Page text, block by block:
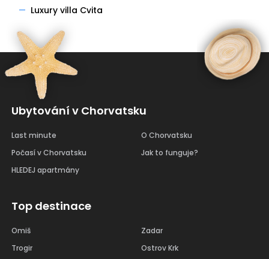
— Luxury villa Cvita
Ubytování v Chorvatsku
Last minute
Počasí v Chorvatsku
HLEDEJ apartmány
O Chorvatsku
Jak to funguje?
Top destinace
Omiš
Trogir
Zadar
Ostrov Krk